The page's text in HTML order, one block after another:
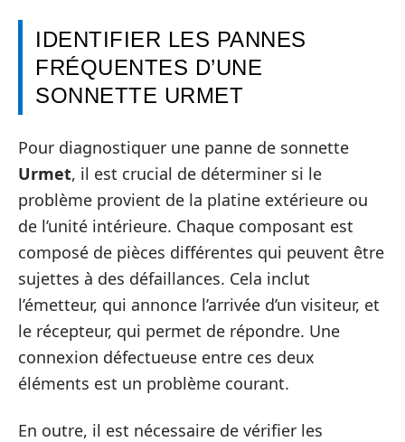
IDENTIFIER LES PANNES
FRÉQUENTES D’UNE
SONNETTE URMET
Pour diagnostiquer une panne de sonnette
Urmet, il est crucial de déterminer si le
problème provient de la platine extérieure ou
de l’unité intérieure. Chaque composant est
composé de pièces différentes qui peuvent être
sujettes à des défaillances. Cela inclut
l’émetteur, qui annonce l’arrivée d’un visiteur, et
le récepteur, qui permet de répondre. Une
connexion défectueuse entre ces deux
éléments est un problème courant.
En outre, il est nécessaire de vérifier les